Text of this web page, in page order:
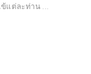
ข้แต่ละท่าน